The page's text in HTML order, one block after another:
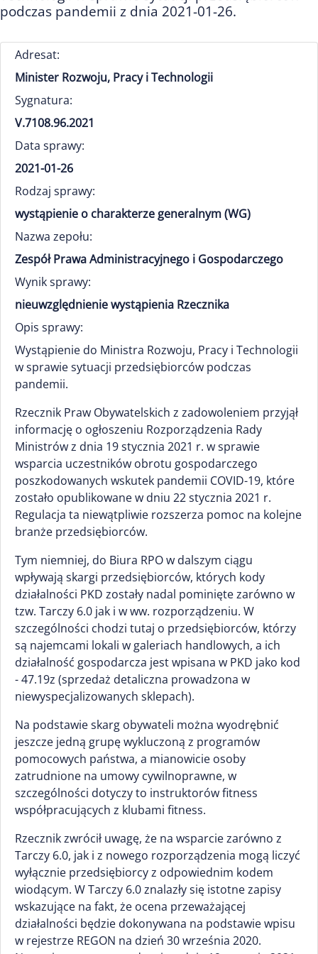
podczas pandemii z dnia 2021-01-26.
Adresat:
Minister Rozwoju, Pracy i Technologii
Sygnatura:
V.7108.96.2021
Data sprawy:
2021-01-26
Rodzaj sprawy:
wystąpienie o charakterze generalnym (WG)
Nazwa zepołu:
Zespół Prawa Administracyjnego i Gospodarczego
Wynik sprawy:
nieuwzględnienie wystąpienia Rzecznika
Opis sprawy:
Wystąpienie do Ministra Rozwoju, Pracy i Technologii
w sprawie sytuacji przedsiębiorców podczas
pandemii.
Rzecznik Praw Obywatelskich z zadowoleniem przyjął
informację o ogłoszeniu Rozporządzenia Rady
Ministrów z dnia 19 stycznia 2021 r. w sprawie
wsparcia uczestników obrotu gospodarczego
poszkodowanych wskutek pandemii COVID-19, które
zostało opublikowane w dniu 22 stycznia 2021 r.
Regulacja ta niewątpliwie rozszerza pomoc na kolejne
branże przedsiębiorców.
Tym niemniej, do Biura RPO w dalszym ciągu
wpływają skargi przedsiębiorców, których kody
działalności PKD zostały nadal pominięte zarówno w
tzw. Tarczy 6.0 jak i w ww. rozporządzeniu. W
szczególności chodzi tutaj o przedsiębiorców, którzy
są najemcami lokali w galeriach handlowych, a ich
działalność gospodarcza jest wpisana w PKD jako kod
- 47.19z (sprzedaż detaliczna prowadzona w
niewyspecjalizowanych sklepach).
Na podstawie skarg obywateli można wyodrębnić
jeszcze jedną grupę wykluczoną z programów
pomocowych państwa, a mianowicie osoby
zatrudnione na umowy cywilnoprawne, w
szczególności dotyczy to instruktorów fitness
współpracujących z klubami fitness.
Rzecznik zwrócił uwagę, że na wsparcie zarówno z
Tarczy 6.0, jak i z nowego rozporządzenia mogą liczyć
wyłącznie przedsiębiorcy z odpowiednim kodem
wiodącym. W Tarczy 6.0 znalazły się istotne zapisy
wskazujące na fakt, że ocena przeważającej
działalności będzie dokonywana na podstawie wpisu
w rejestrze REGON na dzień 30 września 2020.